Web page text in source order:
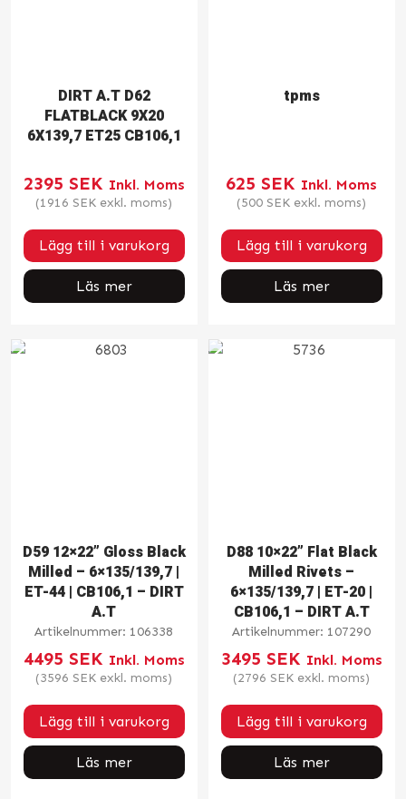
DIRT A.T D62
FLATBLACK 9X20
6X139,7 ET25 CB106,1
2395 SEK Inkl. Moms
(1916 SEK exkl. moms)
Lägg till i varukorg
Läs mer
tpms
625 SEK Inkl. Moms
(500 SEK exkl. moms)
Lägg till i varukorg
Läs mer
D59 12×22” Gloss Black
Milled – 6×135/139,7 |
ET-44 | CB106,1 – DIRT
A.T
Artikelnummer: 106338
4495 SEK Inkl. Moms
(3596 SEK exkl. moms)
Lägg till i varukorg
Läs mer
D88 10×22” Flat Black
Milled Rivets –
6×135/139,7 | ET-20 |
CB106,1 – DIRT A.T
Artikelnummer: 107290
3495 SEK Inkl. Moms
(2796 SEK exkl. moms)
Lägg till i varukorg
Läs mer